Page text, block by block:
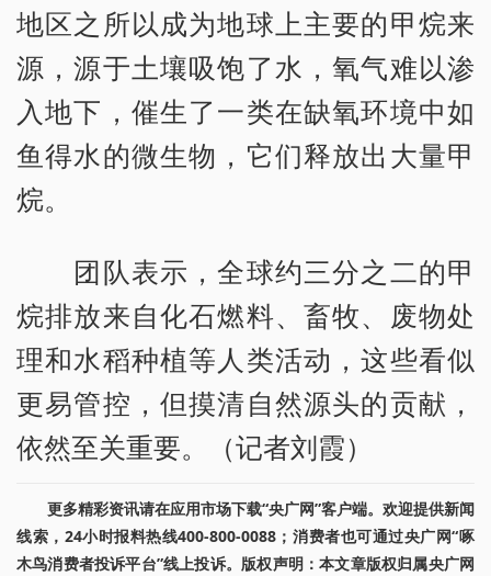
地区之所以成为地球上主要的甲烷来
源，源于土壤吸饱了水，氧气难以渗
入地下，催生了一类在缺氧环境中如
鱼得水的微生物，它们释放出大量甲
烷。
团队表示，全球约三分之二的甲
烷排放来自化石燃料、畜牧、废物处
理和水稻种植等人类活动，这些看似
更易管控，但摸清自然源头的贡献，
依然至关重要。（记者刘霞）
更多精彩资讯请在应用市场下载“央广网”客户端。欢迎提供新闻
线索，24小时报料热线400-800-0088；消费者也可通过央广网“啄
木鸟消费者投诉平台”线上投诉。版权声明：本文章版权归属央广网